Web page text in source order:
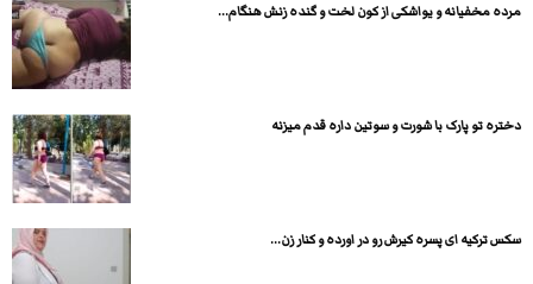
مرده مخفیانه و یواشکی از کون لخت و گنده زنش هنگام...
دختره تو پارک با شورت و سوتین داره قدم میزنه
سکس ترکیه ای پسره کیرش رو در اورده و کنار زن...